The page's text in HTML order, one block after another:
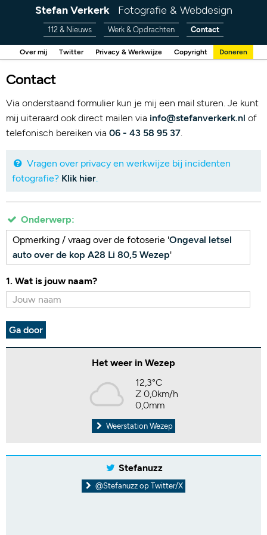
Stefan Verkerk Fotografie & Webdesign
112 & Nieuws Werk & Opdrachten Contact
Over mij Twitter Privacy & Werkwijze Copyright Doneren
Contact
Via onderstaand formulier kun je mij een mail sturen. Je kunt
mij uiteraard ook direct mailen via info@stefanverkerk.nl of
telefonisch bereiken via 06 - 43 58 95 37.
Vragen over privacy en werkwijze bij incidenten
fotografie? Klik hier.
Onderwerp:
Opmerking / vraag over de fotoserie 'Ongeval letsel
auto over de kop A28 Li 80,5 Wezep'
1. Wat is jouw naam?
Ga door
Het weer in Wezep
12,3°C
Z 0,0km/h
0,0mm
Weerstation Wezep
Stefanuzz
@Stefanuzz op Twitter/X